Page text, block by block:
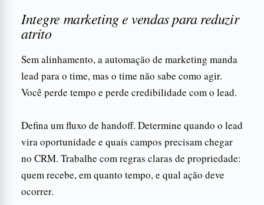
Integre marketing e vendas para reduzir
atrito
Sem alinhamento, a automação de marketing manda
lead para o time, mas o time não sabe como agir.
Você perde tempo e perde credibilidade com o lead.
Defina um fluxo de handoff. Determine quando o lead
vira oportunidade e quais campos precisam chegar
no CRM. Trabalhe com regras claras de propriedade:
quem recebe, em quanto tempo, e qual ação deve
ocorrer.